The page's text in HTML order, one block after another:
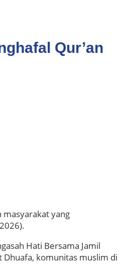
Qur’an
masyarakat yang
Hati Bersama Jamil
Dhuafa, komunitas muslim di